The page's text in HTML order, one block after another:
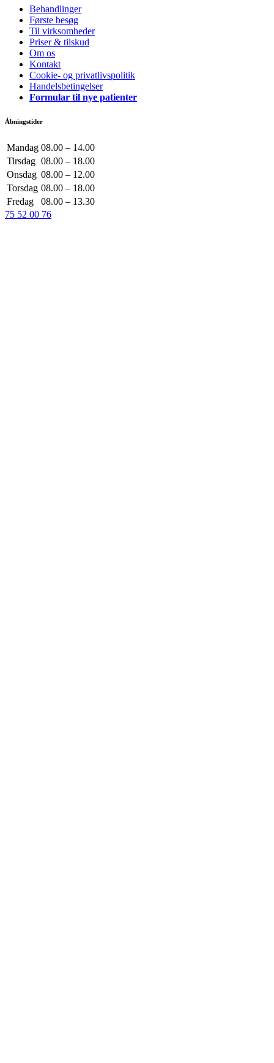
Behandlinger
Første besøg
Til virksomheder
Priser & tilskud
Om os
Kontakt
Cookie- og privatlivspolitik
Handelsbetingelser
Formular til nye patienter
Åbningstider
Mandag 08.00 – 14.00
Tirsdag 08.00 – 18.00
Onsdag 08.00 – 12.00
Torsdag 08.00 – 18.00
Fredag
08.00 – 13.30
75 52 00 76